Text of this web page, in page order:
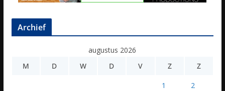
Archief
augustus 2026
M
D W D V Z Z
1 2